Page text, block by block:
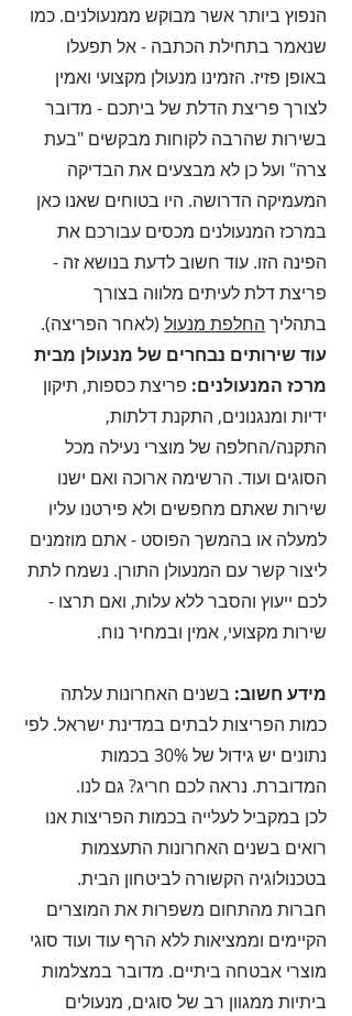
הנפוץ ביותר אשר מבוקש ממנעולנים. כמו
שנאמר בתחילת הכתבה - אל תפעלו
באופן פזיז. הזמינו מנעולן מקצועי ואמין
לצורך פריצת הדלת של ביתכם - מדובר
בשירות שהרבה לקוחות מבקשים "בעת
צרה" ועל כן לא מבצעים את הבדיקה
המעמיקה הדרושה. היו בטוחים שאנו כאן
במרכז המנעולנים מכסים עבורכם את
הפינה הזו. עוד חשוב לדעת בנושא זה -
פריצת דלת לעיתים מלווה בצורך
בתהליך החלפת מנעול (לאחר הפריצה).
עוד שירותים נבחרים של מנעולן מבית
מרכז המנעולנים: פריצת כספות, תיקון
ידיות ומנגנונים, התקנת דלתות,
התקנה/החלפה של מוצרי נעילה מכל
הסוגים ועוד. הרשימה ארוכה ואם ישנו
שירות שאתם מחפשים ולא פירטנו עליו
למעלה או בהמשך הפוסט - אתם מוזמנים
ליצור קשר עם המנעולן התורן. נשמח לתת
לכם ייעוץ והסבר ללא עלות, ואם תרצו -
שירות מקצועי, אמין ובמחיר נוח.
מידע חשוב: בשנים האחרונות עלתה
כמות הפריצות לבתים במדינת ישראל. לפי
נתונים יש גידול של 30% בכמות
המדוברת. נראה לכם חריג? גם לנו.
לכן במקביל לעלייה בכמות הפריצות אנו
רואים בשנים האחרונות התעצמות
בטכנולוגיה הקשורה לביטחון הבית.
חברות מהתחום משפרות את המוצרים
הקיימים וממציאות ללא הרף עוד ועוד סוגי
מוצרי אבטחה ביתיים. מדובר במצלמות
ביתיות ממגוון רב של סוגים, מנעולים